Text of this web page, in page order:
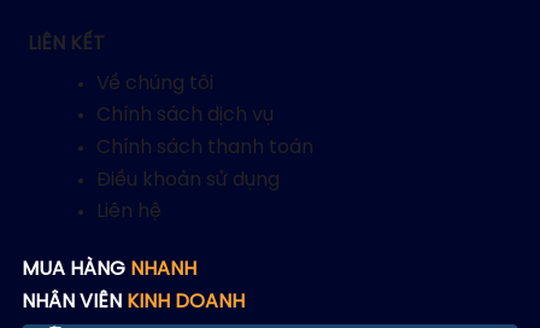
LIÊN KẾT
Về chúng tôi
Chính sách dịch vụ
Chính sách thanh toán
Điều khoản sử dụng
Liên hệ
MUA HÀNG NHANH
NHÂN VIÊN KINH DOANH